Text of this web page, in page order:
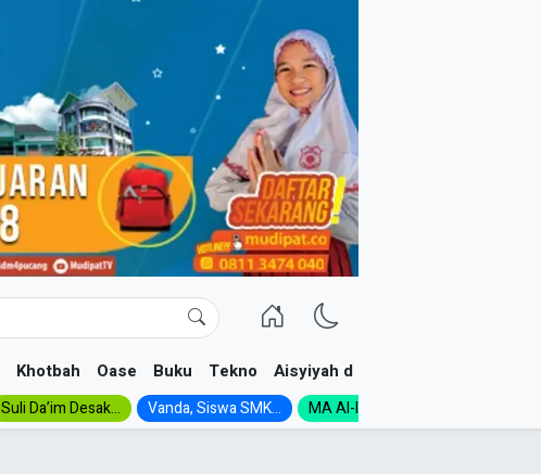
Khotbah Oase Buku Tekno Aisyiyah dan NA
Suli Da’im Desak... Vanda, Siswa SMK... MA Al-Ishlah Gelar...